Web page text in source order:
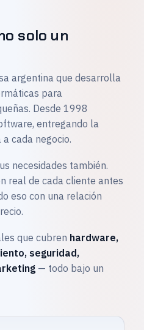
solo un
argentina que desarrolla
para
Desde 1998
entregando la
cada negocio.
necesidades también.
real de cada cliente antes
eso con una relación
que cubren hardware,
seguridad,
— todo bajo un